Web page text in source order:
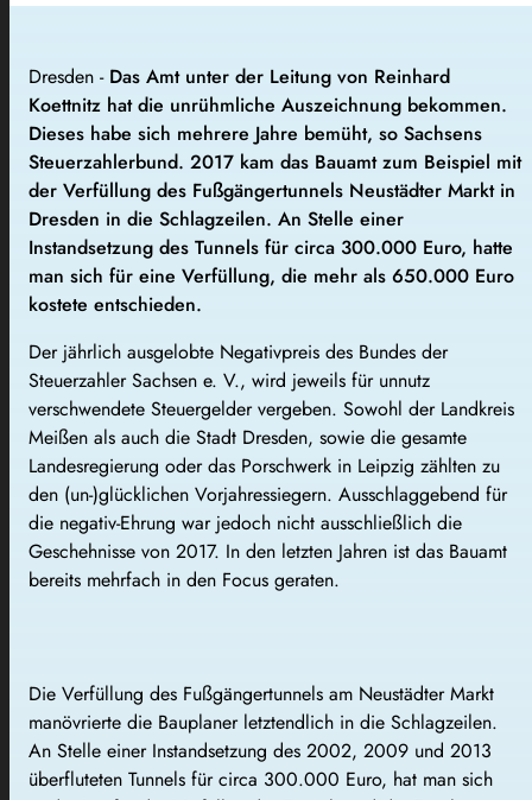
Dresden - Das Amt unter der Leitung von Reinhard
Koettnitz hat die unrühmliche Auszeichnung bekommen.
Dieses habe sich mehrere Jahre bemüht, so Sachsens
Steuerzahlerbund. 2017 kam das Bauamt zum Beispiel mit
der Verfüllung des Fußgängertunnels Neustädter Markt in
Dresden in die Schlagzeilen. An Stelle einer
Instandsetzung des Tunnels für circa 300.000 Euro, hatte
man sich für eine Verfüllung, die mehr als 650.000 Euro
kostete entschieden.
Der jährlich ausgelobte Negativpreis des Bundes der
Steuerzahler Sachsen e. V., wird jeweils für unnutz
verschwendete Steuergelder vergeben. Sowohl der Landkreis
Meißen als auch die Stadt Dresden, sowie die gesamte
Landesregierung oder das Porschwerk in Leipzig zählten zu
den (un-)glücklichen Vorjahressiegern. Ausschlaggebend für
die negativ-Ehrung war jedoch nicht ausschließlich die
Geschehnisse von 2017. In den letzten Jahren ist das Bauamt
bereits mehrfach in den Focus geraten.
Die Verfüllung des Fußgängertunnels am Neustädter Markt
manövrierte die Bauplaner letztendlich in die Schlagzeilen.
An Stelle einer Instandsetzung des 2002, 2009 und 2013
überfluteten Tunnels für circa 300.000 Euro, hat man sich